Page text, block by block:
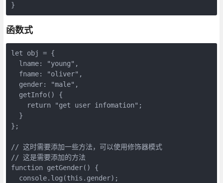
}
函数式
let obj = {
  lname: "young",
  fname: "oliver",
  gender: "male",
  getInfo() {
    return "get user infomation";
  }
};
// 这时需要添加一些方法，可以使用修饰器模式
// 这是需要添加的方法
function getGender() {
  console.log(this.gender);